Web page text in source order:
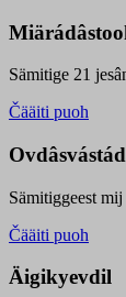
Sämitige 21
Čääiti puoh
Sämitiggeest
Čääiti puoh
Äigikyevdil